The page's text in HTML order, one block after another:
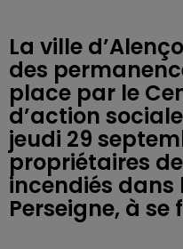
La ville
des
place par le
d’action
jeudi 29
propriétaires
incendiés
Perseigne, à